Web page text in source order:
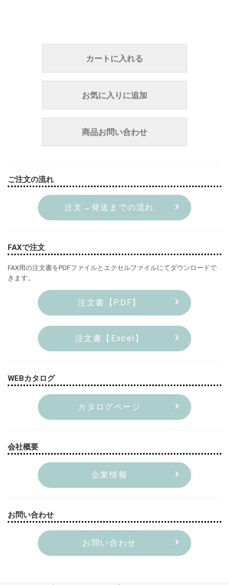
カートに入れる
お気に入りに追加
商品お問い合わせ
ご注文の流れ
注文→発送までの流れ
FAXで注文
FAX用の注文書をPDFファイルとエクセルファイルにてダウンロードで
きます。
注文書【PDF】
注文書【Excel】
WEBカタログ
カタログページ
会社概要
企業情報
お問い合わせ
お問い合わせ